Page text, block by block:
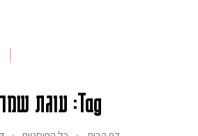
Tag: עוגת שמרים עם נוטלה